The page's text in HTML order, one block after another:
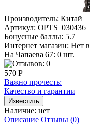
Производитель: Китай
Артикул: OPTS_030436
Бонусные баллы: 5.7
Интернет магазин: Нет
На Чапаева 67: 0 шт.
570 Р
Важно прочесть:
Качество и гарантии
Наличие: нет
Описание Отзывы (0)